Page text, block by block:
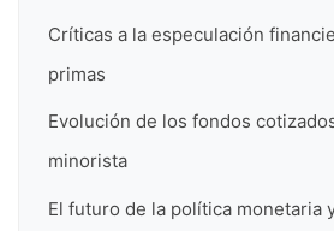
Críticas a la especulación
primas
Evolución de los fondos
minorista
El futuro de la política monetaria